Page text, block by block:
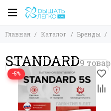
Главная Каталог Бренды
STANDARD
−5%